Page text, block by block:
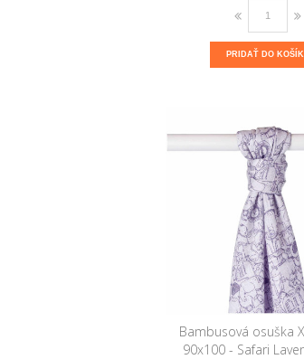
PRIDAŤ DO
Bambusová osuška
90x100 - Safari